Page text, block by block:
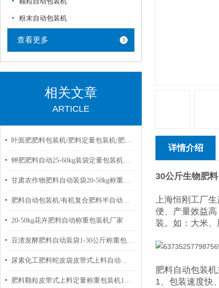
粉末自动包装机
查看更多
相关文章
ARTICLE
叶面肥肥料包装机/肥料定量包装机/肥料称重包装机
钾肥肥料自动25-60kg装袋定量包装机简单操作
甘肃农作物肥料自动装袋20-50kg称重电子包装机厂家定制
肥料自动包装机/有机复合肥料半自动包装机厂家
20-50kg花卉肥料自动称重包装机厂家
豆渣发酵肥料自动装袋1-30公斤称重包装机厂家
尿素化工肥料蛇皮袋皮带式上料自动称重包装机厂家定制
肥料颗粒皮带式上料定量称重包装机10-50公斤
详情介绍
30公斤生物肥
上海恒刚工厂
便、产量效益
装。如：大米
肥料自动包装
1、包装速度快